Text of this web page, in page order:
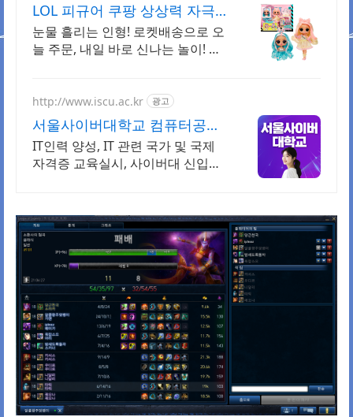
LOL 피규어 쿠팡 상상력 자극
장난감
눈물 흘리는 인형! 로켓배송으로 오
늘 주문, 내일 바로 신나는 놀이! 와
션.
http://www.iscu.ac.kr 광고
서울사이버대학교 컴퓨터공학
과 2026 가을학기 신편입생
IT인력 양성, IT 관련 국가 및 국제
자격증 교육실시, 사이버대 신입생